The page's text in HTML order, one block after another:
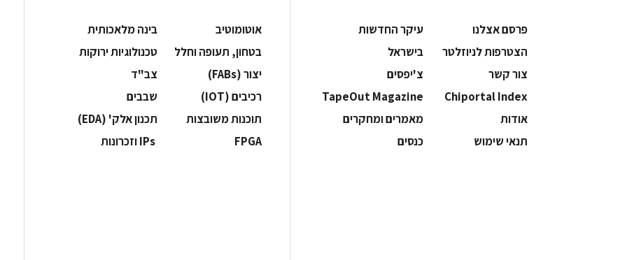
פרסם אצלנו
עיקר החדשות
הצטרפות לניוזלטר
בישראל
צור קשר
צ'יפסים
Chiportal Index
TapeOut Magazine
אודות
מאמרים ומחקרים
תנאי שימוש
כנסים
אוטומוטיב
בינה מלאכותית
בטחון, תעופה וחלל
‫טכנולוגיות ירוקות‬
‫יצור (‪(FABs‬‬
‫צב"ד‬
‫רכיבים‬ (IOT)
‫שבבים‬
‫תוכנות משובצות‬
‫תכנון אלק' (‪(EDA‬‬
‫‪FPGA‬‬
‫ ‪וזכרונות IPs‬‬